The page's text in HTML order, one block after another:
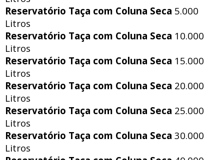
Reservatório Taça com Coluna Seca 5.000
Litros
Reservatório Taça com Coluna Seca 10.000
Litros
Reservatório Taça com Coluna Seca 15.000
Litros
Reservatório Taça com Coluna Seca 20.000
Litros
Reservatório Taça com Coluna Seca 25.000
Litros
Reservatório Taça com Coluna Seca 30.000
Litros